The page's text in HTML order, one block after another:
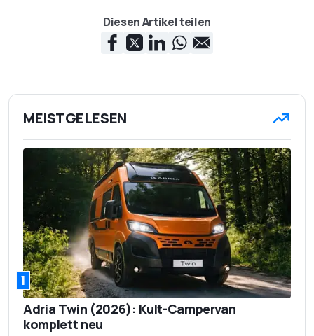
Diesen Artikel teilen
MEISTGELESEN
1
Adria Twin (2026): Kult-Campervan
komplett neu